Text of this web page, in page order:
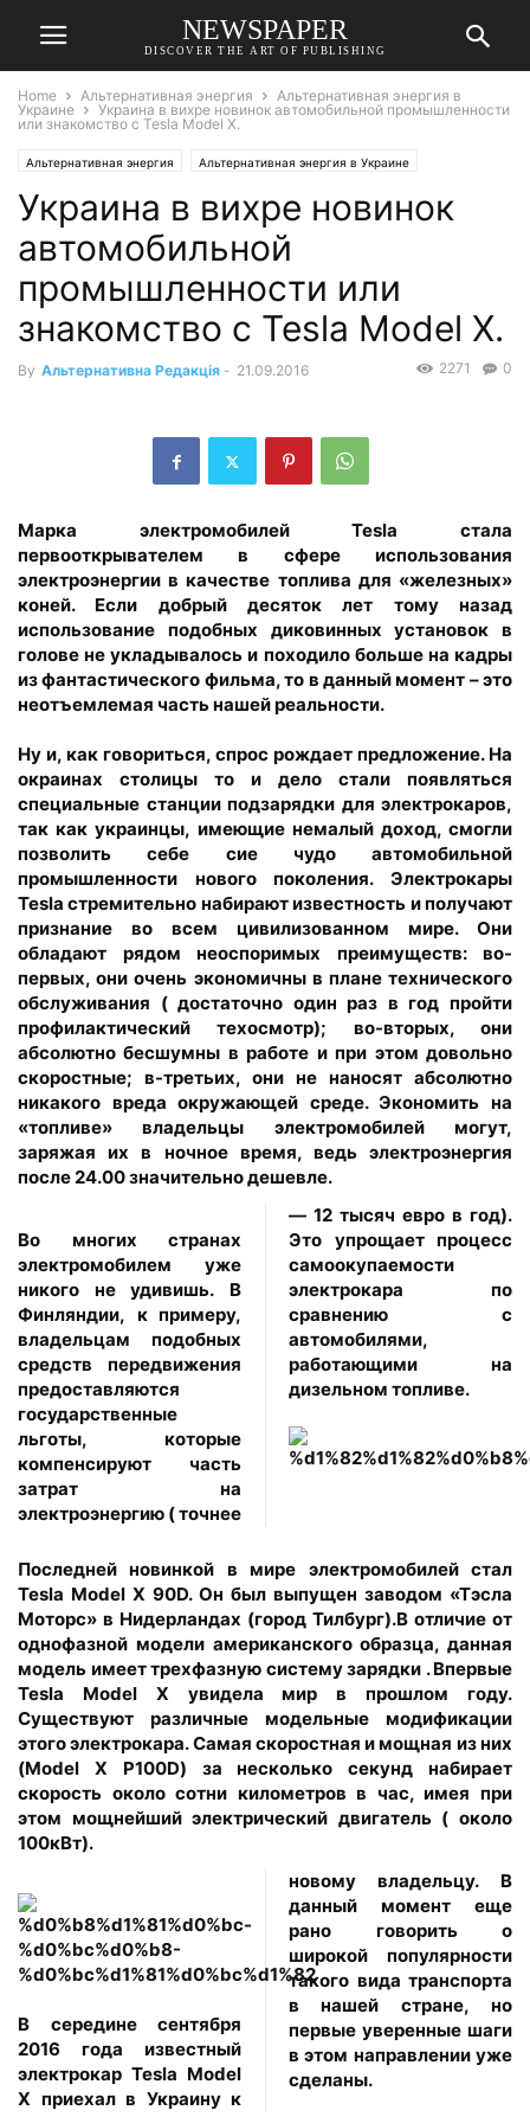
NEWSPAPER
DISCOVER THE ART OF PUBLISHING
Home Альтернативная энергия
Альтернативная энергия в
Украине
Украина в вихре новинок автомобильной промышленности
или знакомство с Tesla Model X.
Альтернативная энергия Альтернативная энергия в Украине
Украина в вихре новинок
автомобильной
промышленности или
знакомство с Tesla Model X.
By Альтернативна Редакція - 21.09.2016 0
2271
Марка электромобилей Tesla стала
первооткрывателем в сфере использования
электроэнергии в качестве топлива для «железных»
коней. Если добрый десяток лет тому назад
использование подобных диковинных установок в
голове не укладывалось и походило больше на кадры
из фантастического фильма, то в данный момент – это
неотъемлемая часть нашей реальности.
Ну и, как говориться, спрос рождает предложение. На
окраинах столицы то и дело стали появляться
специальные станции подзарядки для электрокаров,
так как украинцы, имеющие немалый доход, смогли
позволить себе сие чудо автомобильной
промышленности нового поколения. Электрокары
Tesla стремительно набирают известность и получают
признание во всем цивилизованном мире. Они
обладают рядом неоспоримых преимуществ: во-
первых, они очень экономичны в плане технического
обслуживания ( достаточно один раз в год пройти
профилактический техосмотр); во-вторых, они
абсолютно бесшумны в работе и при этом довольно
скоростные; в-третьих, они не наносят абсолютно
никакого вреда окружающей среде. Экономить на
«топливе» владельцы электромобилей могут,
заряжая их в ночное время, ведь электроэнергия
после 24.00 значительно дешевле.
Во многих странах
электромобилем уже
никого не удивишь. В
Финляндии, к примеру,
владельцам подобных
средств передвижения
предоставляются
государственные
льготы, которые
компенсируют часть
затрат на
электроэнергию ( точнее
— 12 тысяч евро в год).
Это упрощает процесс
самоокупаемости
электрокара по
сравнению с
автомобилями,
работающими на
дизельном топливе.
Последней новинкой в мире электромобилей стал
Tesla Model X 90D. Он был выпущен заводом «Тэсла
Моторс» в Нидерландах (город Тилбург).В отличие от
однофазной модели американского образца, данная
модель имеет трехфазную систему зарядки . Впервые
Tesla Model X увидела мир в прошлом году.
Существуют различные модельные модификации
этого электрокара. Самая скоростная и мощная из них
(Model X P100D) за несколько секунд набирает
скорость около сотни километров в час, имея при
этом мощнейший электрический двигатель ( около
100кВт).
В середине сентября
2016 года известный
электрокар Tesla Model
X приехал в Украину к
новому владельцу. В
данный момент еще
рано говорить о
широкой популярности
такого вида транспорта
в нашей стране, но
первые уверенные шаги
в этом направлении уже
сделаны.